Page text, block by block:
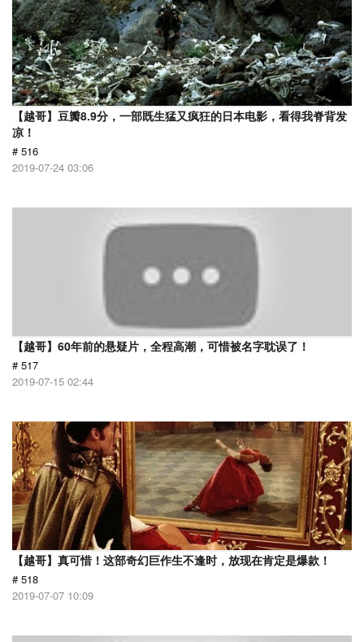
【越哥】豆瓣8.9分，一部既生猛又疯狂的日本电影，看得我脊背发
凉！
# 516
2019-07-24 03:06
【越哥】60年前的悬疑片，全程高潮，可惜被名字耽误了！
# 517
2019-07-15 02:44
【越哥】真可惜！这部奇幻巨作生不逢时，放现在肯定是爆款！
# 518
2019-07-07 10:09